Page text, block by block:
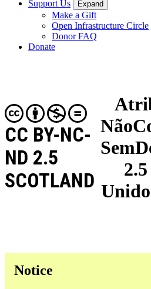
Support Us
Expand
Make a Gift
Open Infrastructure Circle
Donor FAQ
Donate
CC BY-NC-
ND 2.5
SCOTLAND
Notice